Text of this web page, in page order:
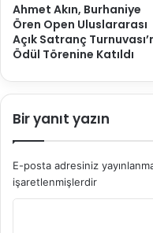
Ahmet Akın, Burhaniye
Ören Open Uluslararası
Açık Satranç
Ödül Törenine Katıldı
Bir yanıt yazın
E-posta adresiniz
işaretlenmişlerdir